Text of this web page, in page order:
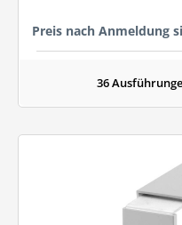
Preis nach Anmeldung
36